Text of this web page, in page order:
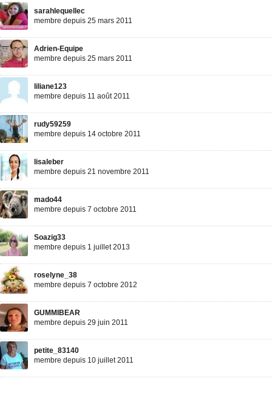
sarahlequellec
membre depuis 25 mars 2011
Adrien-Equipe
membre depuis 25 mars 2011
liliane123
membre depuis 11 août 2011
rudy59259
membre depuis 14 octobre 2011
lisaleber
membre depuis 21 novembre 2011
mado44
membre depuis 7 octobre 2011
Soazig33
membre depuis 1 juillet 2013
roselyne_38
membre depuis 7 octobre 2012
GUMMIBEAR
membre depuis 29 juin 2011
petite_83140
membre depuis 10 juillet 2011